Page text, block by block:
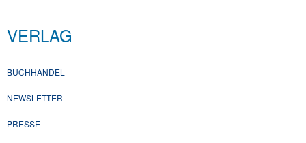
VERLAG
BUCHHANDEL
NEWSLETTER
PRESSE